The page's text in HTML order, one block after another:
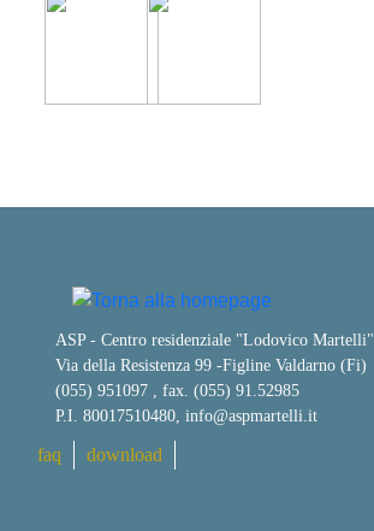
ASP - Centro residenziale "Lodovico Martelli"
Via della Resistenza 99 -Figline Valdarno (Fi)
(055) 951097 , fax. (055) 91.52985
P.I. 80017510480, info@aspmartelli.it
faq download